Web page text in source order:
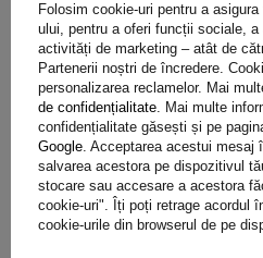
banda apasă sarcina cu o
împiedicând-o să se deplaseze
este un parametru cheie al
determinând forța de
tensiunea standard a benzii
tensionare (clichet). Acest
important atunci când se
deoareceoferă informații
imobilizează sarcinaatunci când
Folosim cookie-uri pentru a
ului, pentru a oferi funcții sociale,
activități de marketing – atât de
Partenerii noștri de încredere.
personalizarea reclamelor. Mai
de confidențialitate. Mai multe
confidențialitate găsești și pe
Google. Acceptarea acestui mesaj
salvarea acestora pe dispozitivul
stocare sau accesare a acestora
cookie-uri". Îți poți retrage acordul
cookie-urile din browserul de pe